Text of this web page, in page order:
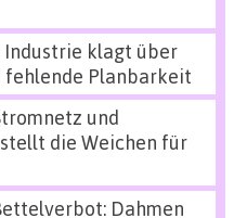
Industrie klagt über
fehlende Planbarkeit
und
die Weichen für
Dahmen